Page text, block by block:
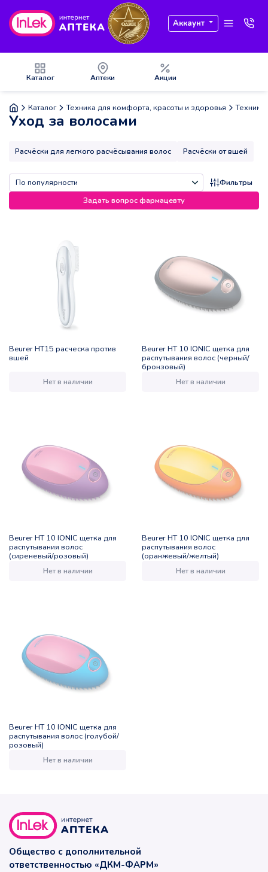
Аккаунт
Каталог Аптеки Акции
Каталог Техника для комфорта, красоты и здоровья Техника
Уход за волосами
Расчёски для легкого расчёсывания волос Расчёски от вшей
Фильтры
Задать вопрос фармацевту
Beurer НТ15 расческа против
вшей
Нет в наличии
Beurer HT 10 IONIC щетка для
распутывания волос (черный/
бронзовый)
Нет в наличии
Beurer HT 10 IONIC щетка для
распутывания волос
(сиреневый/розовый)
Нет в наличии
Beurer HT 10 IONIC щетка для
распутывания волос
(оранжевый/желтый)
Нет в наличии
Beurer HT 10 IONIC щетка для
распутывания волос (голубой/
розовый)
Нет в наличии
Общество с дополнительной
ответственностью «ДКМ-ФАРМ»